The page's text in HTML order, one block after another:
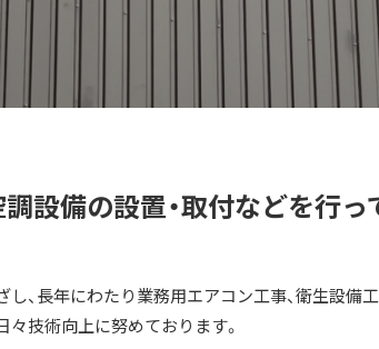
設備の設置・取付などを行っ
し、長年にわたり業務用エアコン工事、衛生設備
々技術向上に努めております。